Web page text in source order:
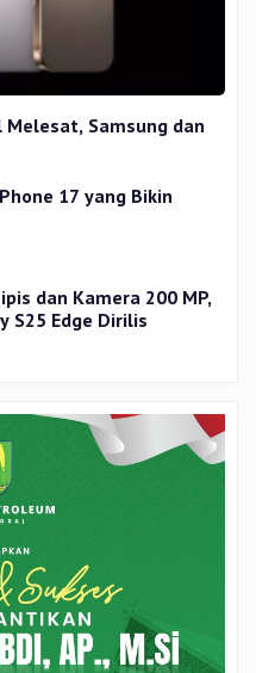
Samsung dan
17 yang Bikin
dan Kamera 200 MP,
S25 Edge Dirilis